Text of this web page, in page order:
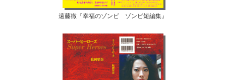
遠藤徹『幸福のゾンビ ゾンビ短編集』